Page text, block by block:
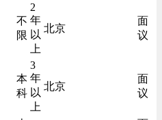
不
限
2
年
以
上
北京
面
议
本
科
3
年
以
上
北京
面
议